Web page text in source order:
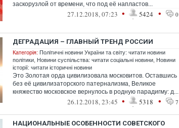
заскорузлой от времени, что под её напластов...
27.12.2018, 07:23 • 5424 • 0
ДЕГРАДАЦИЯ – ГЛАВНЫЙ ТРЕНД РОССИИ
Категорія: Політичні новини України та світу: читати новини
політики Новини суспільства: читати соціальні новини Новини
історії: читати історичні новини
Это Золотая орда цивилизовала московитов. Оставшись
без её цивилизаторского патернализма, Великое
княжество московское вернулось в родную парадигму: д...
26.12.2018, 23:45 • 5318 • 7
НАЦИОНАЛЬНЫЕ ОСОБЕННОСТИ СОВЕТСКОГО